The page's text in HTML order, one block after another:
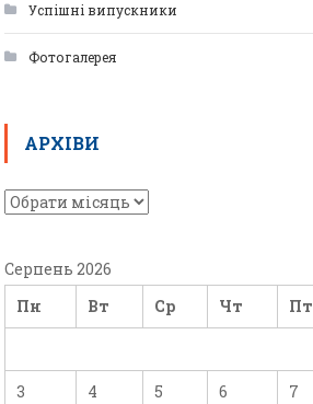
Успішні випускники
Фотогалерея
АРХІВИ
Серпень 2026
Пн
Вт Ср Чт Пт
3 4 5 6 7